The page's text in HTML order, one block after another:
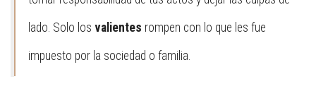
lado. Solo los valientes rompen con lo que les fue
impuesto por la sociedad o familia.